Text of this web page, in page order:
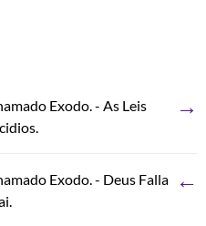
Exodo. - As Leis
→
Exodo. - Deus Falla
←